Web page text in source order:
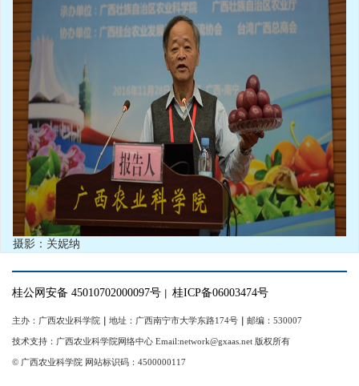
摄影：关妮纳
桂公网安备 45010702000097号 ｜ 桂ICP备06003474号
主办：广西农业科学院 ｜ 地址：广西南宁市大学东路174号 ｜ 邮编：530007
技术支持：广西农业科学院网络中心 Email:network@gxaas.net 版权所有
© 广西农业科学院 网站标识码：4500000117